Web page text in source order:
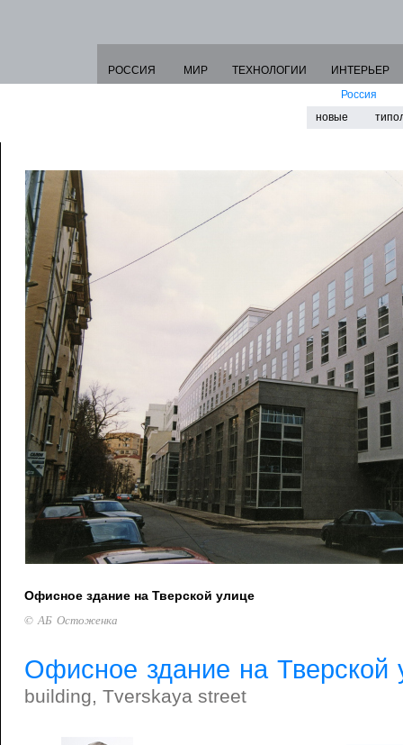
РОССИЯ МИР ТЕХНОЛОГИИ
ИНТЕРЬЕР
Россия
новые
Офисное здание на Тверской улице
© АБ Остоженка
Офисное здание на Тверской
building, Tverskaya street